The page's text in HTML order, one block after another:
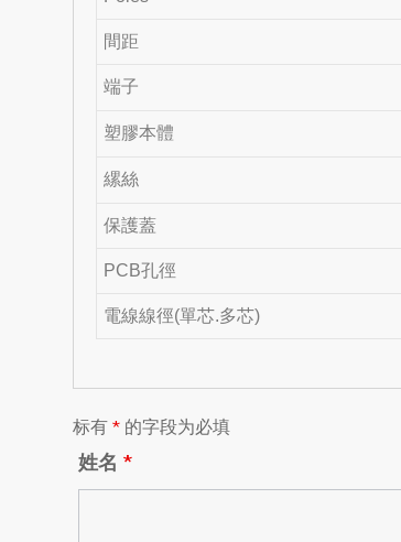
間距
端子
塑膠本體
縲絲
保護蓋
PCB孔徑
電線線徑(單芯.多芯)
标有 * 的字段为必填
姓名 *